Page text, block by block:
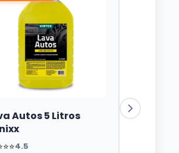
Autos 5 Litros
4.5